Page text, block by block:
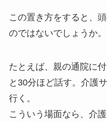
この置き方をすると、
のではないでしょうか。
たとえば、親の通院に
と30分ほど話す。介護
行く。
こういう場面なら、介